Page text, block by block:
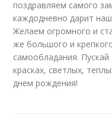
поздравляем самого
каждодневно дарит
Желаем огромного и
же большого и
самообладания.
красках, светлых,
днем рождения!